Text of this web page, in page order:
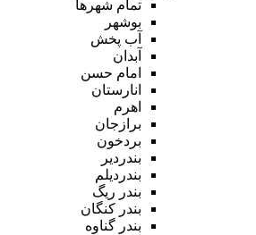
تمام شهر‌ها
بوشهر
آب پخش
آبدان
امام حسن
انارستان
اهرم
برازجان
بردخون
بندردیر
بندردیلم
بندر ریگ
بندر کنگان
بندر گناوه